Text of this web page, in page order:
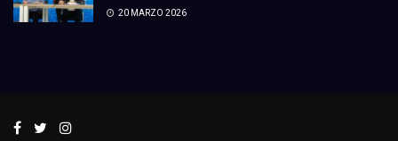
20 MARZO 2026